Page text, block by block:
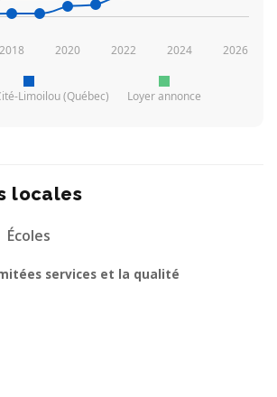
Limoilou (Québec) Loyer annonce
2018 2020 2022 2024 2026
locales
Écoles
services et la qualité